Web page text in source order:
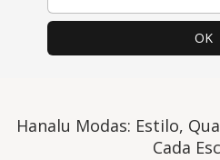
Hanalu Modas: Estilo,
Cada